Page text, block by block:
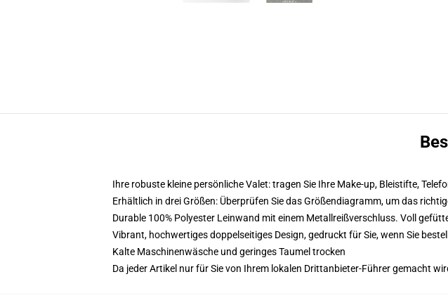
Ihre robuste kleine persönliche Valet: tragen Sie Ihre Make-up, Bleistifte,
Erhältlich in drei Größen: Überprüfen Sie das Größendiagramm, um das
Durable 100% Polyester Leinwand mit einem Metallreißverschluss. Voll
Vibrant, hochwertiges doppelseitiges Design, gedruckt für Sie, wenn Sie
Kalte Maschinenwäsche und geringes Taumel trocken
Da jeder Artikel nur für Sie von Ihrem lokalen Drittanbieter-Führer gemacht